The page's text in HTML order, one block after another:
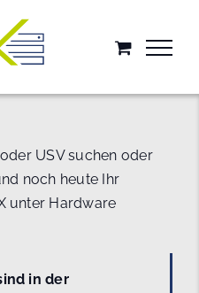
USV suchen oder
noch heute Ihr
unter Hardware
in der